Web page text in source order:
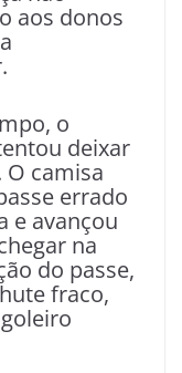
aos donos
o
deixar
camisa
errado
e avançou
na
do passe,
fraco,